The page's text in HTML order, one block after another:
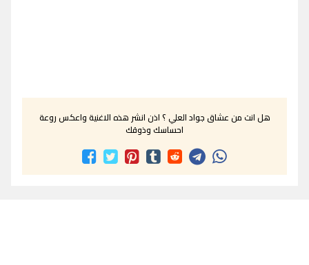
هل انت من عشاق جواد العلي ؟ اذن انشر هذه الاغنية واعكس روعة
احساسك وذوقك